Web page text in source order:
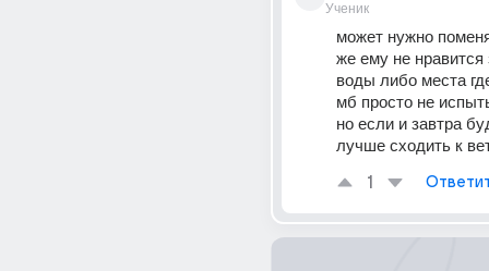
Ученик
может нужно
же ему не нравится
воды либо места
мб просто не
но если и завтра
лучше сходить к
1